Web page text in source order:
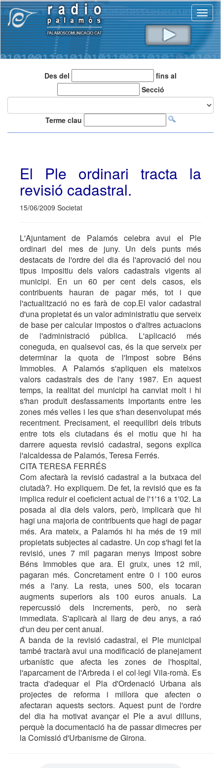
Des del
fins al
Secció
Terme clau
El Ple ordinari tracta la
revisió cadastral.
15/06/2009 Societat
L'Ajuntament de Palamós celebra avui el Ple
ordinari del mes de juny. Un dels punts més
destacats de l'ordre del dia és l'aprovació del nou
tipus impositiu dels valors cadastrals vigents al
municipi. En un 60 per cent dels casos, els
contribuents hauran de pagar més, tot i que
l'actualització no es farà de cop.El valor cadastral
d'una propietat és un valor administratiu que serveix
de base per calcular impostos o d'altres actuacions
de l'administració pública. L'aplicació més
coneguda, en qualsevol cas, és la que serveix per
determinar la quota de l'Impost sobre Béns
Immobles. A Palamós s'apliquen els mateixos
valors cadastrals des de l'any 1987. En aquest
temps, la realitat del municipi ha canviat molt i hi
s'han produït desfassaments importants entre les
zones més velles i les que s'han desenvolupat més
recentment. Precisament, el reequilibri dels tributs
entre tots els ciutadans és el motiu que hi ha
darrere aquesta revisió cadastral, segons explica
l'alcaldessa de Palamós, Teresa Ferrés.
CITA TERESA FERRÉS
Com afectarà la revisió cadastral a la butxaca del
ciutadà?. Ho expliquem. De fet, la revisió que es fa
implica reduir el coeficient actual de l'1'16 a 1'02. La
posada al dia dels valors, però, implicarà que hi
hagi una majoria de contribuents que hagi de pagar
més. Ara mateix, a Palamós hi ha més de 19 mil
propietats subjectes al cadastre. Un cop s'hagi fet la
revisió, unes 7 mil pagaran menys Impost sobre
Béns Immobles que ara. El gruix, unes 12 mil,
pagaran més. Concretament entre 0 i 100 euros
més a l'any. La resta, unes 500, els tocaran
augments superiors als 100 euros anuals. La
repercussió dels increments, però, no serà
immediata. S'aplicarà al llarg de deu anys, a raó
d'un deu per cent anual.
A banda de la revisió cadastral, el Ple municipal
també tractarà avui una modificació de planejament
urbanístic que afecta les zones de l'hospital,
l'aparcament de l'Arbreda i el col·legi Vila-romà. Es
tracta d'adequar el Pla d'Ordenació Urbana als
projectes de reforma i millora que afecten o
afectaran aquests sectors. Aquest punt de l'ordre
del dia ha motivat avançar el Ple a avui dilluns,
perquè la documentació ha de passar dimecres per
la Comissió d'Urbanisme de Girona.